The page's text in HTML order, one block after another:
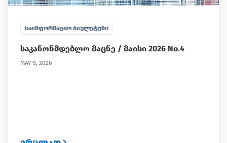
ᲡᲐᲘᲜᲤᲝᲠᲛᲐᲪᲘᲝ ᲑᲘᲣᲚᲔᲢᲔᲜᲘ
საკანონმდებლო მაცნე / მაისი 2026 No.4
MAY 5, 2026